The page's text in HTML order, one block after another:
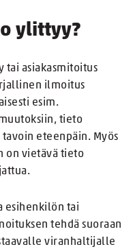
ylittyy?
tai asiakasmitoitus
ilmoitus
esim.
tieto
eteenpäin. Myös
on vietävä tieto
esihenkilön tai
tehdä suoraan
viranhaltijalle